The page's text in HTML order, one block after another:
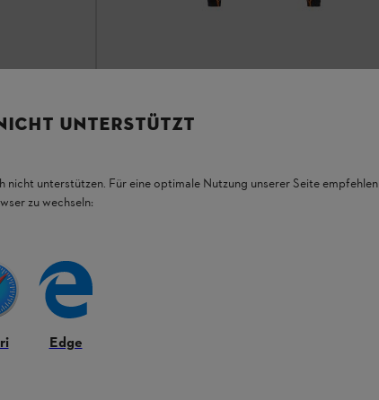
ADVANCE, Funktionsshirt, langarm,
schwarz
UNTERSTÜTZT
nicht unterstützen. Für eine optimale Nutzung unserer Seite empfehlen
zu wechseln:
Edge